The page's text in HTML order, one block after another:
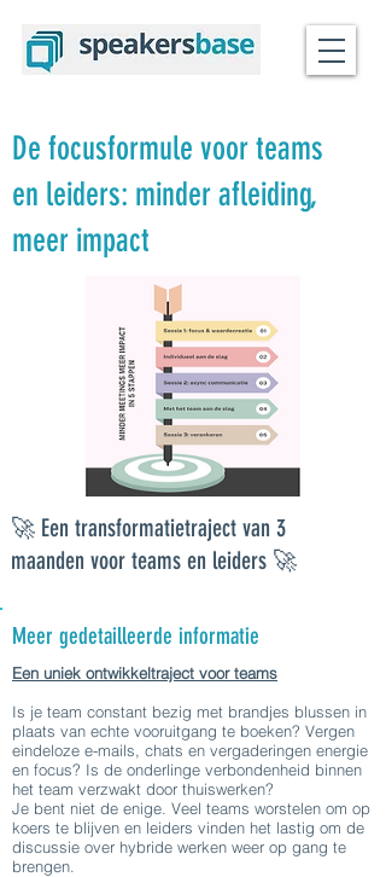
De focusformule voor teams
en leiders: minder afleiding,
meer impact
🚀 Een transformatietraject van 3
maanden voor teams en leiders 🚀
Meer gedetailleerde informatie
Een uniek ontwikkeltraject voor teams
Is je team constant bezig met brandjes blussen in
plaats van echte vooruitgang te boeken? Vergen
eindeloze e-mails, chats en vergaderingen energie
en focus? Is de onderlinge verbondenheid binnen
het team verzwakt door thuiswerken?
Je bent niet de enige. Veel teams worstelen om op
koers te blijven en leiders vinden het lastig om de
discussie over hybride werken weer op gang te
brengen.